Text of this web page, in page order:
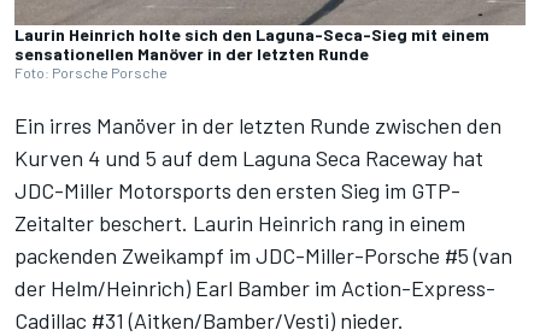
Laurin Heinrich holte sich den Laguna-Seca-Sieg mit einem
sensationellen Manöver in der letzten Runde
Foto: Porsche Porsche
Ein irres Manöver in der letzten Runde zwischen den
Kurven 4 und 5 auf dem Laguna Seca Raceway hat
JDC-Miller Motorsports den ersten Sieg im GTP-
Zeitalter beschert. Laurin Heinrich rang in einem
packenden Zweikampf im JDC-Miller-Porsche #5 (van
der Helm/Heinrich) Earl Bamber im Action-Express-
Cadillac #31 (Aitken/Bamber/Vesti) nieder.